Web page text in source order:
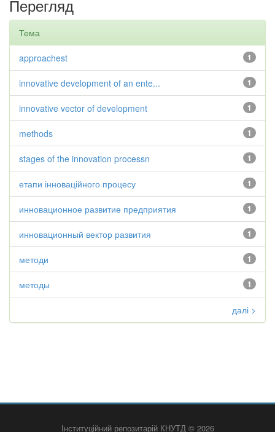
Перегляд
Тема
1
approachest
1
innovative development of an ente...
1
innovative vector of development
1
methods
1
stages of the innovation processn
1
етапи інноваційного процесу
1
инновационное развитие предприятия
1
инновационный вектор развития
1
методи
1
методы
далі >
Інституційний репозитарій КНУТД © 2026